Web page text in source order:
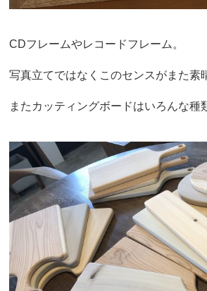
CDフレームやレコードフレーム。
写真立てではなくこのセンスがまた素
またカッティングボードはいろんな種